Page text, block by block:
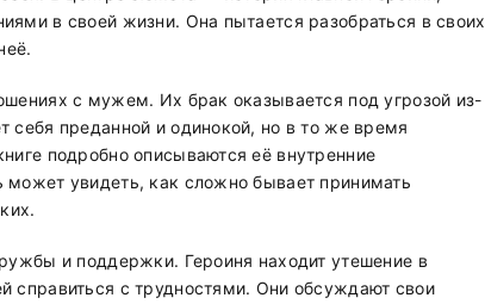
в своей жизни. Она пытается разобраться в своих
с мужем. Их брак оказывается под угрозой из-
себя преданной и одинокой, но в то же время
подробно описываются её внутренние
увидеть, как сложно бывает принимать
и поддержки. Героиня находит утешение в
справиться с трудностями. Они обсуждают свои